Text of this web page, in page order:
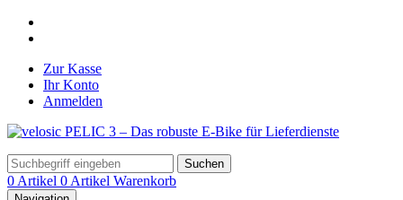
Zur Kasse
Ihr Konto
Anmelden
Suchen
0 Artikel 0 Artikel Warenkorb